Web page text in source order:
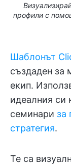
профили с
Шаблонът
създаден за
екип.
идеалния си
семинари за
стратегия.
Те са